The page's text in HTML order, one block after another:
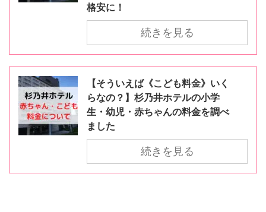
格安に！
続きを見る
【そういえば《こども料金》いく
らなの？】杉乃井ホテルの小学
生・幼児・赤ちゃんの料金を調べ
ました
続きを見る